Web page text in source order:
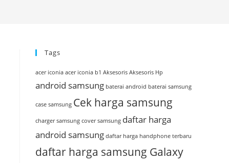
Tags
acer iconia acer iconia b1 Aksesoris Aksesoris Hp
android samsung baterai android baterai samsung
case samsung Cek harga samsung
charger samsung cover samsung daftar harga
android samsung daftar harga handphone terbaru
daftar harga samsung Galaxy